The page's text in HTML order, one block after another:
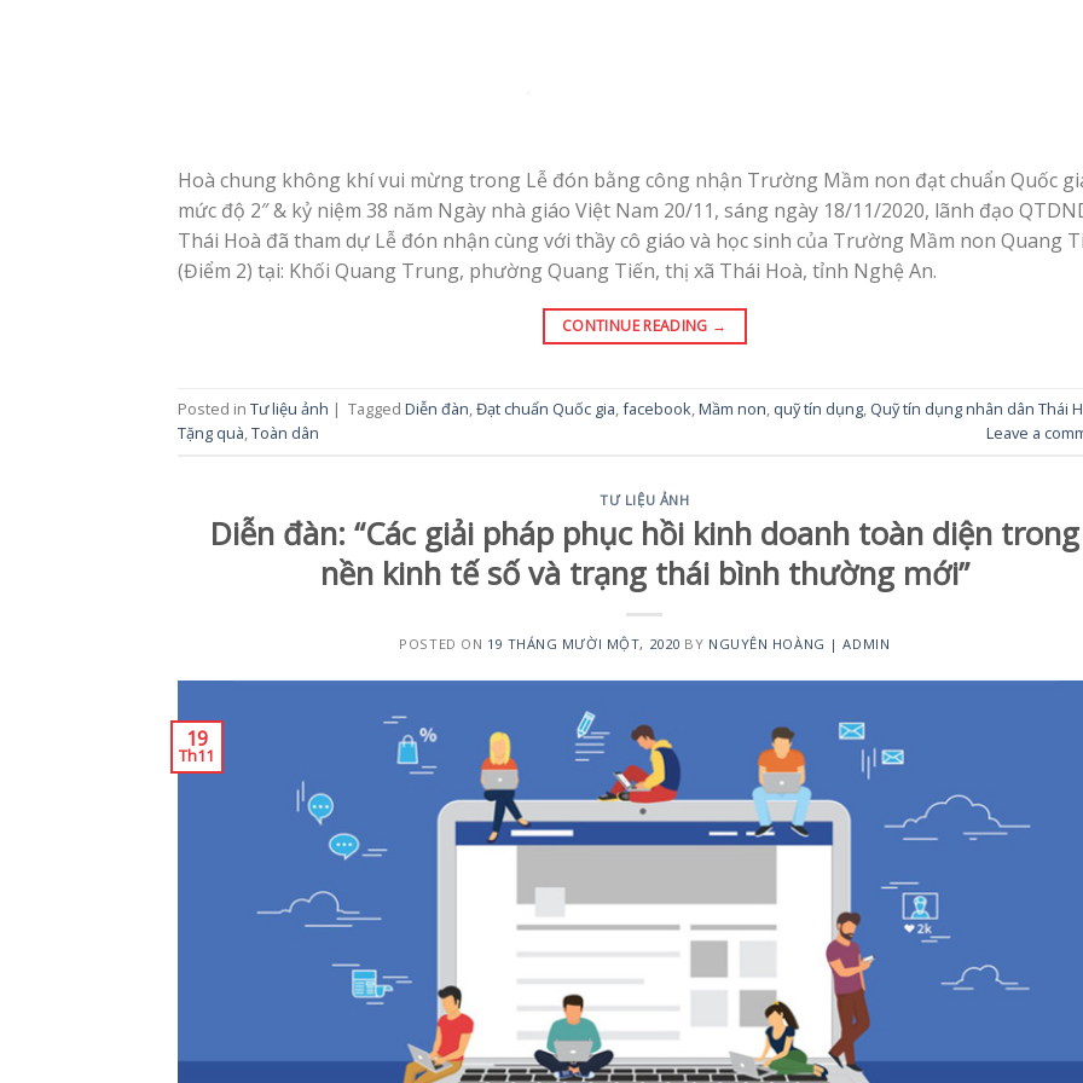
Hoà chung không khí vui mừng trong Lễ đón bằng công nhận Trường Mầm non đạt chuẩn Quốc
mức độ 2″ & kỷ niệm 38 năm Ngày nhà giáo Việt Nam 20/11, sáng ngày 18/11/2020, lãnh đạo
Thái Hoà đã tham dự Lễ đón nhận cùng với thầy cô giáo và học sinh của Trường Mầm non Quang
(Điểm 2) tại: Khối Quang Trung, phường Quang Tiến, thị xã Thái Hoà, tỉnh Nghệ An.
CONTINUE READING →
Posted in Tư liệu ảnh | Tagged Diễn đàn,Đạt chuẩn Quốc gia,facebook,Mầm non, quỹ tín dụng, Quỹ tín dụng nhân dân Thái
Tặng quà,Toàn dân Leave a
TƯ LIỆU ẢNH
Diễn đàn: “Các giải pháp phục hồi kinh doanh toàn diện trong
nền kinh tế số và trạng thái bình thường mới”
POSTED ON 19 THÁNG MƯỜI MỘT, 2020 BY NGUYÊN HOÀNG | ADMIN
19
Th11